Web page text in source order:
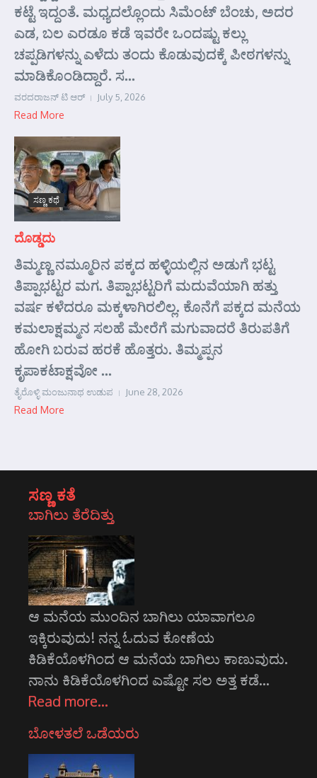
ಕಟ್ಟೆ ಇದ್ದಂತೆ. ಮಧ್ಯದಲ್ಲೊಂದು ಸಿಮೆಂಟ್ ಬೆಂಚು, ಅದರ
ಎಡ, ಬಲ ಎರಡೂ ಕಡೆ ಇವರೇ ಒಂದಷ್ಟು ಕಲ್ಲು
ಚಪ್ಪಡಿಗಳನ್ನು ಎಳೆದು ತಂದು ಕೊಡುವುದಕ್ಕೆ ಪೀಠಗಳನ್ನು
ಮಾಡಿಕೊಂಡಿದ್ದಾರೆ. ಸ...
ವರದರಾಜನ್ ಟಿ ಆರ್ July 5, 2026
Read More
ಸಣ್ಣ ಕಥೆ
ದೊಡ್ಡದು
ತಿಮ್ಮಣ್ಣ ನಮ್ಮೂರಿನ ಪಕ್ಕದ ಹಳ್ಳಿಯಲ್ಲಿನ ಅಡುಗೆ ಭಟ್ಟ
ತಿಪ್ಪಾಭಟ್ಟರ ಮಗ. ತಿಪ್ಪಾಭಟ್ಟರಿಗೆ ಮದುವೆಯಾಗಿ ಹತ್ತು
ವರ್ಷ ಕಳೆದರೂ ಮಕ್ಕಳಾಗಿರಲಿಲ್ಲ. ಕೊನೆಗೆ ಪಕ್ಕದ ಮನೆಯ
ಕಮಲಾಕ್ಷಮ್ಮನ ಸಲಹೆ ಮೇರೆಗೆ ಮಗುವಾದರೆ ತಿರುಪತಿಗೆ
ಹೋಗಿ ಬರುವ ಹರಕೆ ಹೊತ್ತರು. ತಿಮ್ಮಪ್ಪನ
ಕೃಪಾಕಟಾಕ್ಷವೋ ...
ತೈರೊಳ್ಳಿ ಮಂಜುನಾಥ ಉಡುಪ June 28, 2026
Read More
ಸಣ್ಣ ಕತೆ
ಬಾಗಿಲು ತೆರೆದಿತ್ತು
ಆ ಮನೆಯ ಮುಂದಿನ ಬಾಗಿಲು ಯಾವಾಗಲೂ
ಇಕ್ಕಿರುವುದು! ನನ್ನ ಓದುವ ಕೋಣೆಯ
ಕಿಡಿಕೆಯೊಳಗಿಂದ ಆ ಮನೆಯ ಬಾಗಿಲು ಕಾಣುವುದು.
ನಾನು ಕಿಡಿಕೆಯೊಳಗಿಂದ ಎಷ್ಟೋ ಸಲ ಅತ್ತ ಕಡೆ…
Read more…
ಬೋಳತಲೆ ಒಡೆಯರು